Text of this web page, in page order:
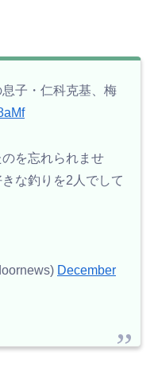
息子・仁科克基、梅
のを忘れられませ
な釣りを2人でして
December